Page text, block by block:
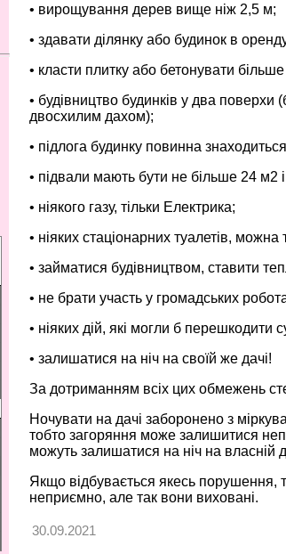
• вирощування дерев вище ніж 2,5 м;
• здавати ділянку або будинок в
• класти плитку або бетонувати
• будівництво будинків у два
двосхилим дахом);
• підлога будинку повинна
• підвали мають бути не більше 24 м2
• ніякого газу, тільки Електрика;
• ніяких стаціонарних туалетів, можна
• займатися будівництвом, ставити
• не брати участь у громадських
• ніяких дій, які могли б перешкодити
• залишатися на ніч на своїй же дачі!
За дотриманням всіх цих обмежень
Ночувати на дачі заборонено з
тобто загоряння може залишитися
можуть залишатися на ніч на власній
Якщо відбувається якесь порушення,
неприємно, але так вони виховані.
30.09.2021